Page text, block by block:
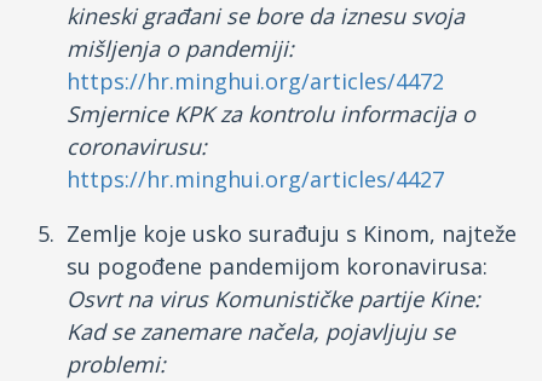
kineski građani se bore da iznesu svoja
mišljenja o pandemiji:
https://hr.minghui.org/articles/4472
Smjernice KPK za kontrolu informacija o
coronavirusu:
https://hr.minghui.org/articles/4427
Zemlje koje usko surađuju s Kinom, najteže
su pogođene pandemijom koronavirusa:
Osvrt na virus Komunističke partije Kine:
Kad se zanemare načela, pojavljuju se
problemi: